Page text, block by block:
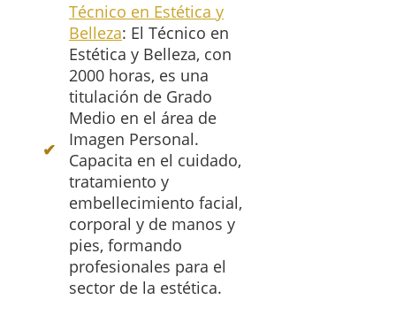
Técnico en Estética y
Belleza: El Técnico en
Estética y Belleza, con
2000 horas, es una
titulación de Grado
Medio en el área de
Imagen Personal.
Capacita en el cuidado,
tratamiento y
embellecimiento facial,
corporal y de manos y
pies, formando
profesionales para el
sector de la estética.